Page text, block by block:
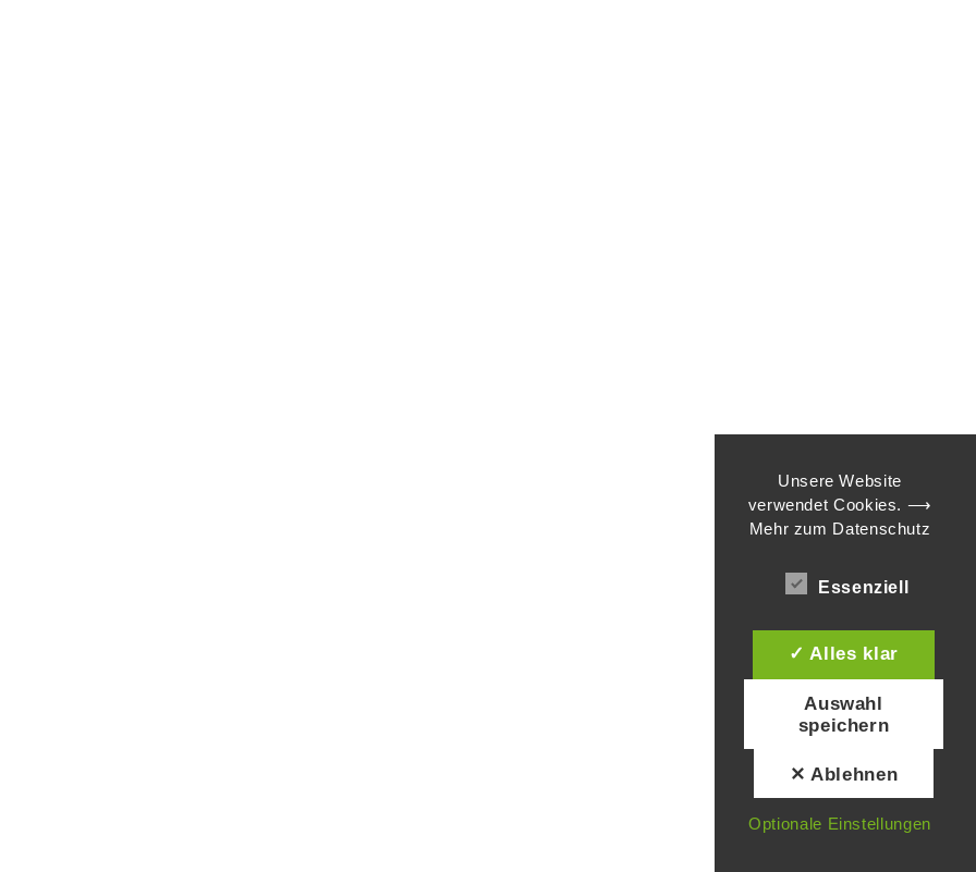
Unsere Website
verwendet Cookies. ⟶
Mehr zum Datenschutz
Essenziell
✓ Alles klar
Auswahl
speichern
✕ Ablehnen
Optionale Einstellungen